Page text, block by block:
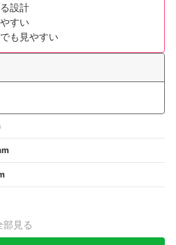
設計
すい
も見やすい
部見る